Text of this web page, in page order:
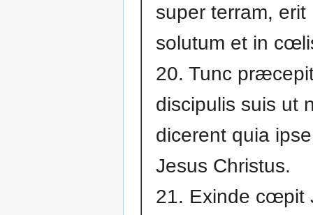
super terram, erit
solutum et in
20. Tunc
discipulis suis ut
dicerent quia
Jesus Christus.
21. Exinde cœpit